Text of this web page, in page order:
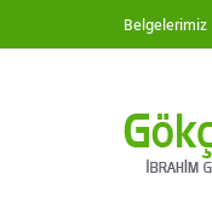
Belgelerimiz